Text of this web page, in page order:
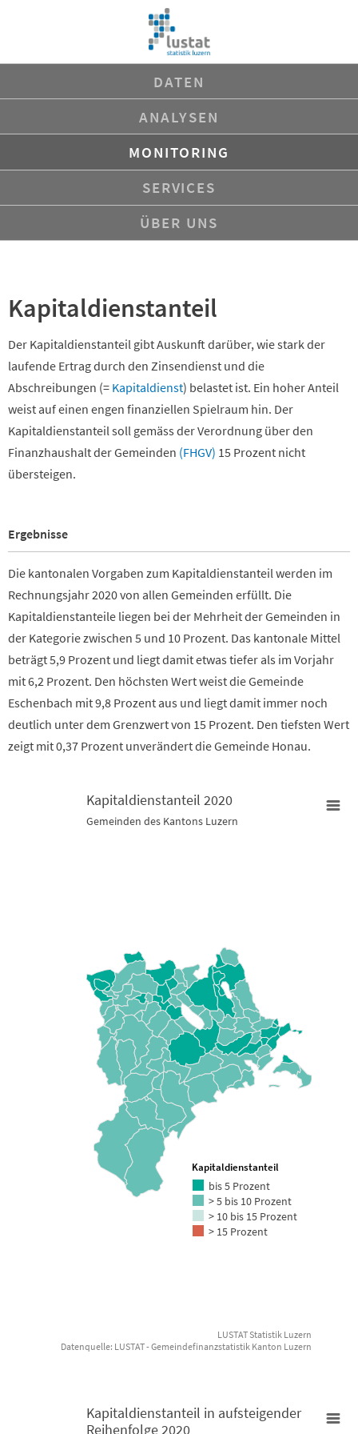
DATEN
ANALYSEN
MONITORING
SERVICES
ÜBER UNS
Kapitaldienstanteil
Der Kapitaldienstanteil gibt Auskunft darüber, wie stark der
laufende Ertrag durch den Zinsendienst und die
Abschreibungen (= Kapitaldienst) belastet ist. Ein hoher Anteil
weist auf einen engen finanziellen Spielraum hin. Der
Kapitaldienstanteil soll gemäss der Verordnung über den
Finanzhaushalt der Gemeinden (FHGV) 15 Prozent nicht
übersteigen.
Ergebnisse
Die kantonalen Vorgaben zum Kapitaldienstanteil werden im
Rechnungsjahr 2020 von allen Gemeinden erfüllt. Die
Kapitaldienstanteile liegen bei der Mehrheit der Gemeinden in
der Kategorie zwischen 5 und 10 Prozent. Das kantonale Mittel
beträgt 5,9 Prozent und liegt damit etwas tiefer als im Vorjahr
mit 6,2 Prozent. Den höchsten Wert weist die Gemeinde
Eschenbach mit 9,8 Prozent aus und liegt damit immer noch
deutlich unter dem Grenzwert von 15 Prozent. Den tiefsten Wert
zeigt mit 0,37 Prozent unverändert die Gemeinde Honau.
Kapitaldienstanteil 2020
Gemeinden des Kantons Luzern
bis 5 Prozent
> 5 bis 10 Prozent
> 10 bis 15 Prozent
> 15 Prozent
Kapitaldienstanteil
LUSTAT Statistik Luzern
Datenquelle: LUSTAT - Gemeindefinanzstatistik Kanton Luzern
Kapitaldienstanteil in aufsteigender
Reihenfolge 2020